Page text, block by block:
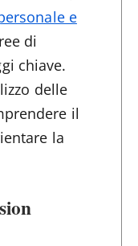
e
di
chiave.
delle
il
la